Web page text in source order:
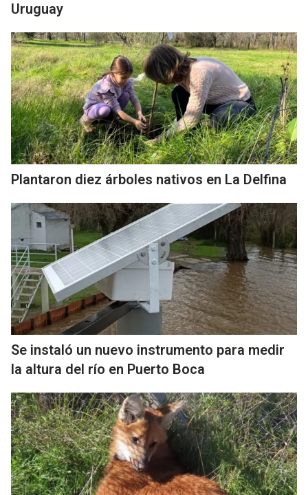
Uruguay
Plantaron diez árboles nativos en La Delfina
Se instaló un nuevo instrumento para medir
la altura del río en Puerto Boca